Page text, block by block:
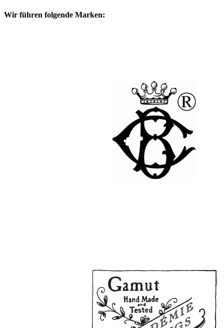
Wir führen folgende Marken: